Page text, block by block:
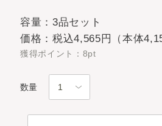
容量：3品セット
価格：税込4,565円（本体
獲得ポイント：8pt
数量